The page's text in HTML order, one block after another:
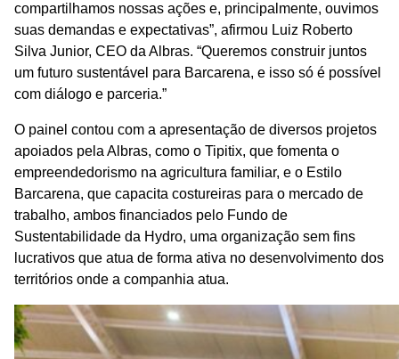
compartilhamos nossas ações e, principalmente, ouvimos
suas demandas e expectativas”, afirmou Luiz Roberto
Silva Junior, CEO da Albras. “Queremos construir juntos
um futuro sustentável para Barcarena, e isso só é possível
com diálogo e parceria.”
O painel contou com a apresentação de diversos projetos
apoiados pela Albras, como o Tipitix, que fomenta o
empreendedorismo na agricultura familiar, e o Estilo
Barcarena, que capacita costureiras para o mercado de
trabalho, ambos financiados pelo Fundo de
Sustentabilidade da Hydro, uma organização sem fins
lucrativos que atua de forma ativa no desenvolvimento dos
territórios onde a companhia atua.